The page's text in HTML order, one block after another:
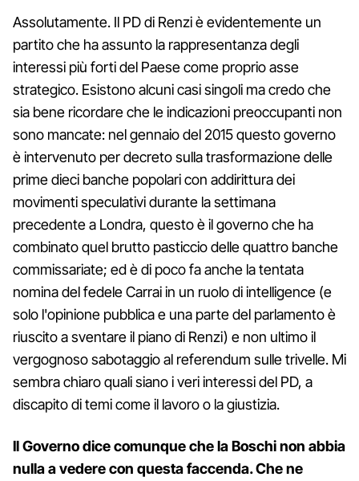
Assolutamente. Il PD di Renzi è evidentemente un
partito che ha assunto la rappresentanza degli
interessi più forti del Paese come proprio asse
strategico. Esistono alcuni casi singoli ma credo che
sia bene ricordare che le indicazioni preoccupanti non
sono mancate: nel gennaio del 2015 questo governo
è intervenuto per decreto sulla trasformazione delle
prime dieci banche popolari con addirittura dei
movimenti speculativi durante la settimana
precedente a Londra, questo è il governo che ha
combinato quel brutto pasticcio delle quattro banche
commissariate; ed è di poco fa anche la tentata
nomina del fedele Carrai in un ruolo di intelligence (e
solo l'opinione pubblica e una parte del parlamento è
riuscito a sventare il piano di Renzi) e non ultimo il
vergognoso sabotaggio al referendum sulle trivelle. Mi
sembra chiaro quali siano i veri interessi del PD, a
discapito di temi come il lavoro o la giustizia.
Il Governo dice comunque che la Boschi non abbia
nulla a vedere con questa faccenda. Che ne